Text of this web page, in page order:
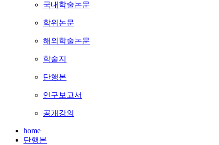
국내학술논문
학위논문
해외학술논문
학술지
단행본
연구보고서
공개강의
home
단행본